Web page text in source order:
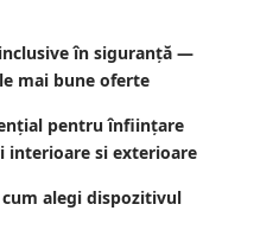
în siguranță —
mai bune oferte
pentru înființare
si exterioare
alegi dispozitivul